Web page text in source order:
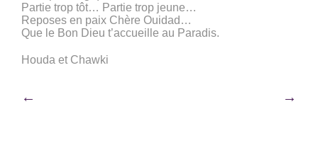
Partie trop tôt… Partie trop jeune…
Reposes en paix Chère Ouidad…
Que le Bon Dieu t’accueille au Paradis.
Houda et Chawki
Post
← →